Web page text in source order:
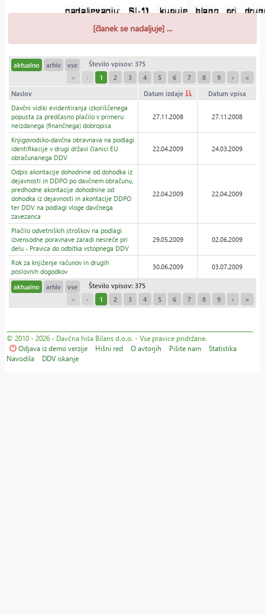
[članek se nadaljuje] ...
aktualno arhiv vse
Število vpisov: 375
«
‹ 1 2 3 4 5 6 7 8 9 › »
Naslov Datum izdaje
Datum vpisa
Davčni vidiki evidentiranja izkoriščenega
popusta za predčasno plačilo v primeru
neizdanega (finančnega) dobropisa
27.11.2008 27.11.2008
Knjigovodsko-davčna obravnava na podlagi
identifikacije v drugi državi članici EU
obračunanega DDV
22.04.2009 24.03.2009
Odpis akontacije dohodnine od dohodka iz
dejavnosti in DDPO po davčnem obračunu,
predhodne akontacije dohodnine od
dohodka iz dejavnosti in akontacije DDPO
ter DDV na podlagi vloge davčnega
zavezanca
22.04.2009 22.04.2009
Plačilo odvetniških stroškov na podlagi
izvensodne poravnave zaradi nesreče pri
delu - Pravica do odbitka vstopnega DDV
29.05.2009 02.06.2009
Rok za knjiženje računov in drugih
poslovnih dogodkov
30.06.2009 03.07.2009
aktualno arhiv vse
Število vpisov: 375
«
‹ 1 2 3 4 5 6 7 8 9 › »
© 2010 - 2026 - Davčna hiša Bilans d.o.o. - Vse pravice pridržane.
Odjava iz demo verzije
Hišni red O avtorjih Pišite nam
Statistika
Navodila
DDV iskanje